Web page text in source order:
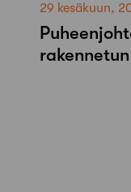
29 kesäkuun,